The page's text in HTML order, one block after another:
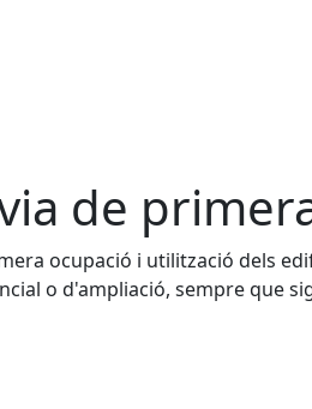
de
ocupació i utilització dels
o d'ampliació, sempre que